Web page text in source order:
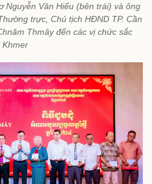
Nguyễn Văn Hiếu (bên trái) và ông
trực, Chủ tịch HĐND TP. Cần
Thmây đến các vị chức sắc
Khmer